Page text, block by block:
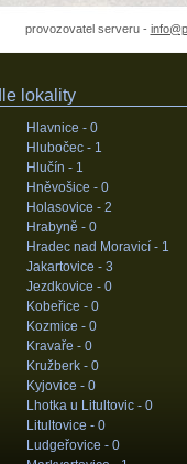
provozovatel serveru -
lokality
Hlavnice - 0
Hlubočec - 1
Hlučín - 1
Hněvošice - 0
Holasovice - 2
Hrabyně - 0
Hradec nad Moravicí - 1
Jakartovice - 3
Jezdkovice - 0
Kobeřice - 0
Kozmice - 0
Kravaře - 0
Kružberk - 0
Kyjovice - 0
Lhotka u Litultovic - 0
Litultovice - 0
Ludgeřovice - 0